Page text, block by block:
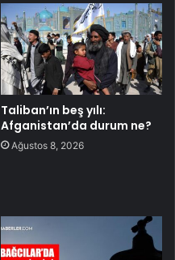
Taliban’ın beş yılı:
Afganistan’da durum ne?
Ağustos 8, 2026